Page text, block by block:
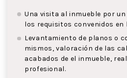
Una visita al inmueble por
los requisitos convenidos en
Levantamiento de planos o
mismos, valoración de las
acabados de el inmueble,
profesional.